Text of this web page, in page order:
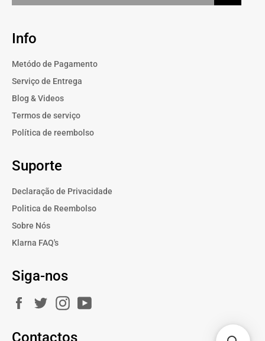
Info
Metódo de Pagamento
Serviço de Entrega
Blog & Videos
Termos de serviço
Política de reembolso
Suporte
Declaração de Privacidade
Politica de Reembolso
Sobre Nós
Klarna FAQ's
Siga-nos
FacebookTwitterInstagram
Contactos